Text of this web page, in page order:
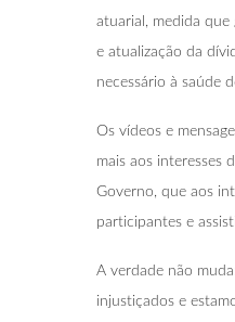
atuarial, medida
e atualização da
necessário à saúde
Os vídeos e
mais aos interesses
Governo, que aos
participantes e
A verdade não
injustiçados e